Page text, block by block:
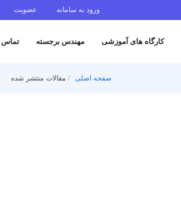
ورود به سامانه عضویت
کارگاه های آموزشی مهندس برجسته تماس
صفحه اصلی مقالات منتشر شده